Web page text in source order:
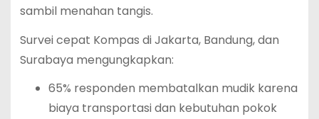
sambil menahan tangis.
Survei cepat Kompas di Jakarta, Bandung, dan
Surabaya mengungkapkan:
65% responden membatalkan mudik karena
biaya transportasi dan kebutuhan pokok